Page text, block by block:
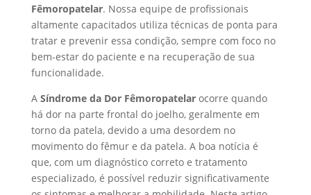
Fêmoropatelar. Nossa equipe de profissionais
altamente capacitados utiliza técnicas de ponta para
tratar e prevenir essa condição, sempre com foco no
bem-estar do paciente e na recuperação de sua
funcionalidade.
A Síndrome da Dor Fêmoropatelarocorre quando
há dor na parte frontal do joelho, geralmente em
torno da patela, devido a uma desordem no
movimento do fêmur e da patela. A boa notícia é
que, com um diagnóstico correto e tratamento
especializado, é possível reduzir significativamente